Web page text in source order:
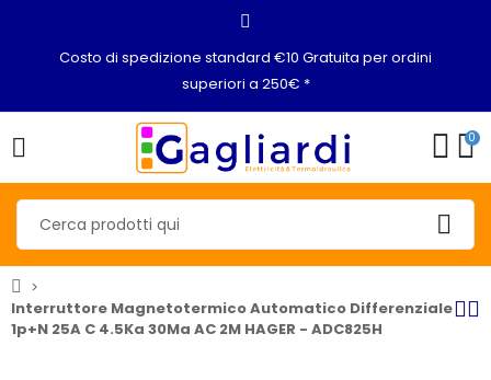
Costo di spedizione standard €10 Gratuita per ordini
superiori a 250€ *
0
Interruttore Magnetotermico Automatico Differenziale
1p+N 25A C 4.5Ka 30Ma AC 2M HAGER - ADC825H